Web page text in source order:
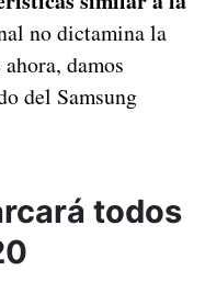
no dictamina la
damos
del Samsung
todos